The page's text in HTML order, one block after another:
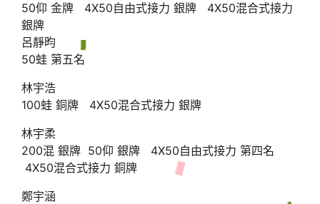
50仰 金牌️ 4X50自由式接力 銀牌 4X50混合式接力
銀牌
呂靜昀
50蛙 第五名
林宇浩
100蛙 銅牌 4X50混合式接力 銀牌
林宇柔
200混 銀牌 50仰 銀牌 4X50自由式接力 第四名
4X50混合式接力 銅牌
鄭宇涵